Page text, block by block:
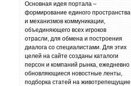
Основная идея портала –
формирование единого пространства
и механизмов коммуникации,
объединяющего всех игроков
отрасли, для обмена и построения
диалога со специалистами. Для этих
целей на сайте созданы каталоги
персон и компаний рынка, ежедневно
обновляющиеся новостные ленты,
подборка статей на животрепещущие